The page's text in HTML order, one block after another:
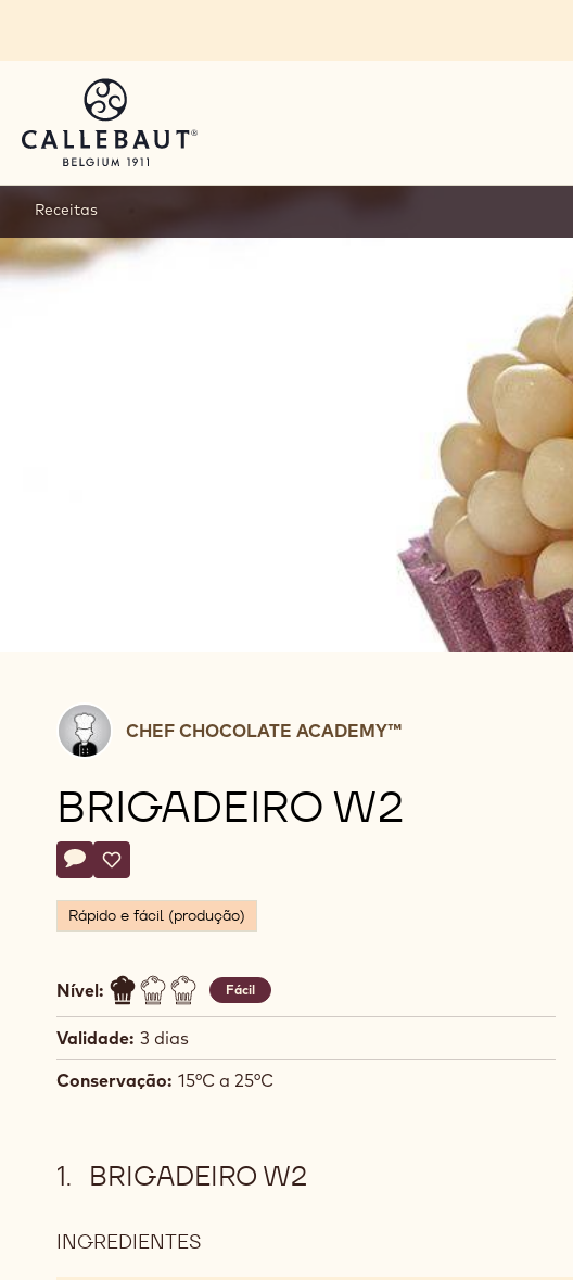
Receitas
Chef
Chocolate
CHEF CHOCOLATE ACADEMY™
BRIGADEIRO W2
Actions
Deixe um comentário
- Brigadeiro W2
Salvar
- Brigadeiro W2
Rápido e fácil (produção)
Nível: Fácil
Validade: 3 dias
Conservação: 15°C a 25°C
BRIGADEIRO W2
INGREDIENTES